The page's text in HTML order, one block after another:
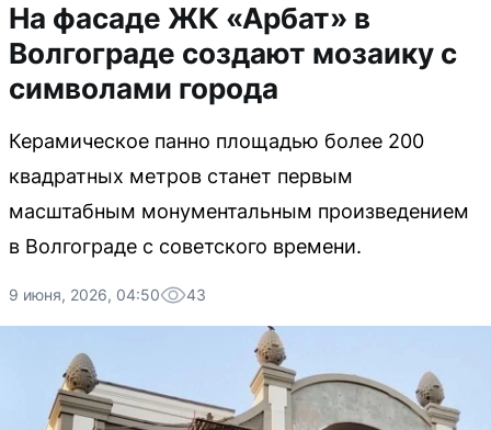
На фасаде ЖК «Арбат» в
Волгограде создают мозаику с
символами города
Керамическое панно площадью более 200
квадратных метров станет первым
масштабным монументальным произведением
в Волгограде с советского времени.
9 июня, 2026, 04:50 43